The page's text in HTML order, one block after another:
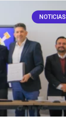
NOTICIAS